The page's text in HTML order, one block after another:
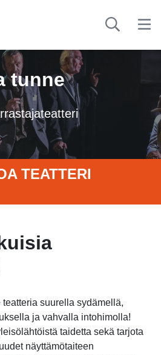
tunne
TEATTERI
suurella sydämellä,
ja vahvalla intohimolla!
taidetta sekä tarjota
näyttämötaiteen